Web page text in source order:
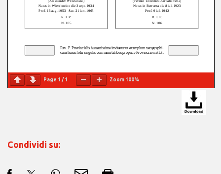
Page 1 /1 Zoom 100%
Condividi su: